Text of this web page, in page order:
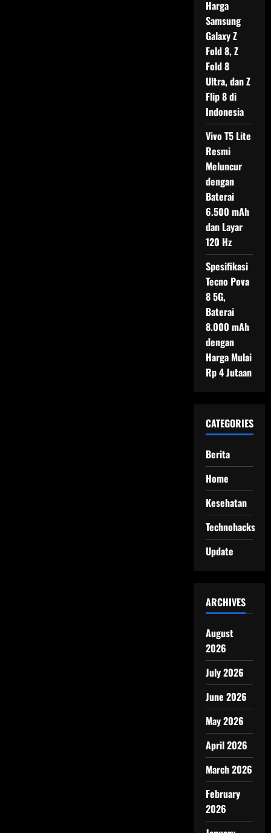
Harga
Samsung
Galaxy Z
Fold 8, Z
Fold 8
Ultra, dan Z
Flip 8 di
Indonesia
Vivo T5 Lite
Resmi
Meluncur
dengan
Baterai
6.500 mAh
dan Layar
120 Hz
Spesifikasi
Tecno Pova
8 5G,
Baterai
8.000 mAh
dengan
Harga Mulai
Rp 4 Jutaan
CATEGORIES
Berita
Home
Kesehatan
Technohacks
Update
ARCHIVES
August
2026
July 2026
June 2026
May 2026
April 2026
March 2026
February
2026